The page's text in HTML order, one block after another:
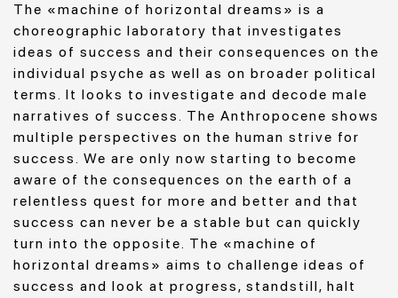
The «machine of horizontal dreams» is a
choreographic laboratory that investigates
ideas of success and their consequences on the
individual psyche as well as on broader political
terms. It looks to investigate and decode male
narratives of success. The Anthropocene shows
multiple perspectives on the human strive for
success. We are only now starting to become
aware of the consequences on the earth of a
relentless quest for more and better and that
success can never be a stable but can quickly
turn into the opposite. The «machine of
horizontal dreams» aims to challenge ideas of
success and look at progress, standstill, halt